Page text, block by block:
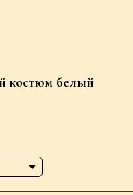
костюм белый